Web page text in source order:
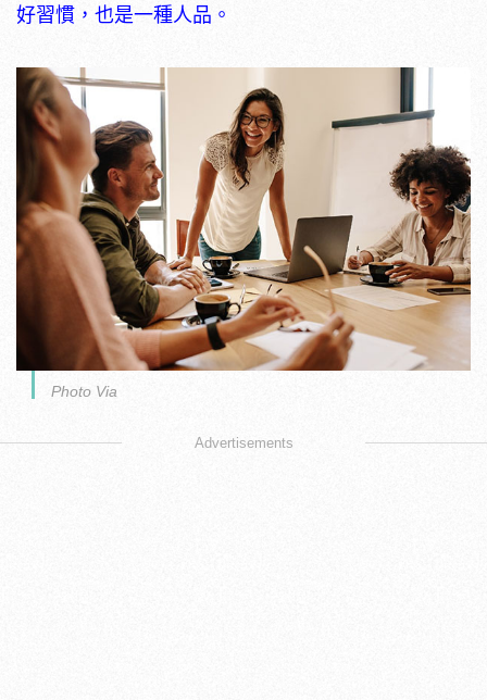
好習慣，也是一種人品。
Photo Via
Advertisements